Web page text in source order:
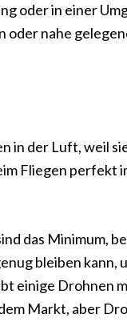
oder in einer
oder nahe
in der Luft, weil
Fliegen perfekt
das Minimum,
bleiben kann,
einige Drohnen
Markt, aber